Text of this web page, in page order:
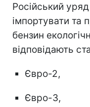
Російський
імпортувати та
бензин
відповідають
Євро-2,
Євро-3,